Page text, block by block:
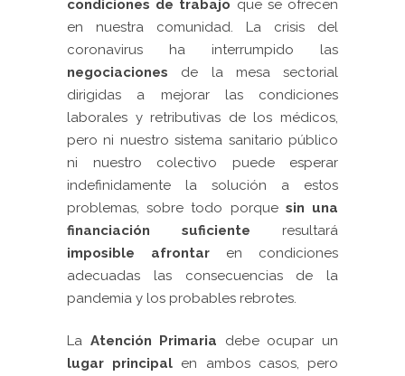
condiciones de trabajo que se ofrecen
en nuestra comunidad. La crisis del
coronavirus ha interrumpido las
negociaciones de la mesa sectorial
dirigidas a mejorar las condiciones
laborales y retributivas de los médicos,
pero ni nuestro sistema sanitario público
ni nuestro colectivo puede esperar
indefinidamente la solución a estos
problemas, sobre todo porque sin una
financiación suficiente resultará
imposible afrontar en condiciones
adecuadas las consecuencias de la
pandemia y los probables rebrotes.
La Atención Primaria debe ocupar un
lugar principal en ambos casos, pero